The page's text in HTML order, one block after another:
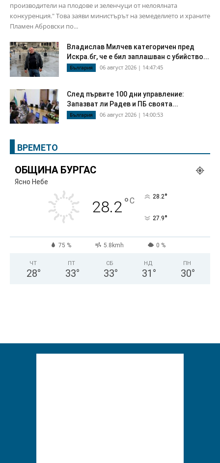
производители на плодове и зеленчуци от нелоялната
конкуренция." Това заяви министърът на земеделието и храните
Пламен Абровски по...
Владислав Милчев категоричен пред
Искра.бг, че е бил заплашван с убийство...
България 06 август 2026 | 14:47:45
След първите 100 дни управление:
Запазват ли Радев и ПБ своята...
България 06 август 2026 | 14:00:53
ВРЕМЕТО
ОБЩИНА БУРГАС
Ясно Небе
28.2°C 28.2°
27.9°
75 % 5.8kmh 0 %
ЧТ
28°
ПТ
33°
СБ
33°
НД
31 °
ПН
30°